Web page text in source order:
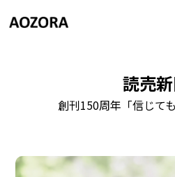
読売
創刊150周年「信じて